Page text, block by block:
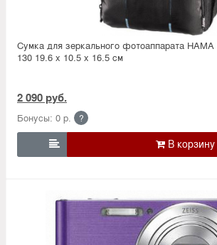
Сумка для зеркального фотоаппарата HAMA
130 19.6 х 10.5 х 16.5 см
2 090 руб.
Бонусы: 0 р. ?
